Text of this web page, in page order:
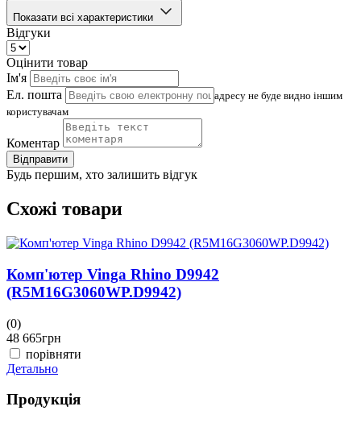
Показати всі характеристики
Відгуки
Оцінити товар
Ім'я
Ел. пошта
адресу не буде видно іншим
користувачам
Коментар
Відправити
Будь першим, хто залишить відгук
Схожі товари
Комп'ютер Vinga Rhino D9942
(R5M16G3060WP.D9942)
(0)
48 665грн
порівняти
Детально
Продукція